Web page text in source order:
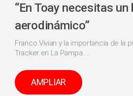
“En Toay necesitas un
aerodinámico”
Franco Vivian y la importancia de la
Tracker en La Pampa....
AMPLIAR